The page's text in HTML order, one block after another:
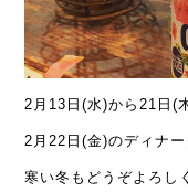
2月13日(水)から21日(
2月22日(金)のディナー
寒い冬もどうぞよろし